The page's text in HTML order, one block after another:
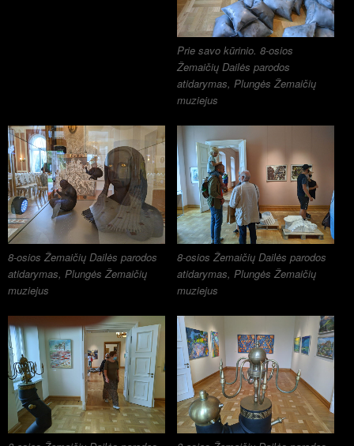
Prie savo kūrinio. 8-osios
Žemaičių Dailės parodos
atidarymas, Plungės Žemaičių
muziejus
8-osios Žemaičių Dailės parodos
atidarymas, Plungės Žemaičių
muziejus
8-osios Žemaičių Dailės parodos
atidarymas, Plungės Žemaičių
muziejus